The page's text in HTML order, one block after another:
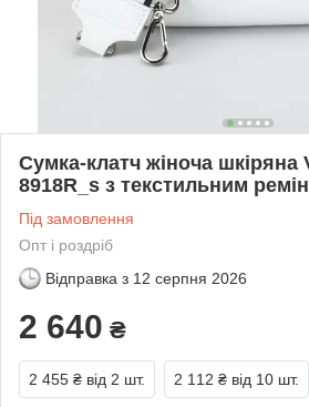
Сумка-клатч жіноча
8918R_s з текстильним
Під замовлення
Опт і роздріб
Відправка з 12 серпня 2026
2 640 ₴
2 455 ₴ від 2 шт. 2 112 ₴ від 10 шт.